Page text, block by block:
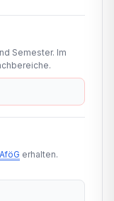
Semester. Im
erhalten.